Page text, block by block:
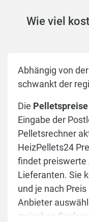
Wie viel
Abhängig von
schwankt der
Die
Eingabe der
Pelletsrechner
HeizPellets24
findet preiswerte
Lieferanten. Sie
und je nach
Anbieter
zwischen